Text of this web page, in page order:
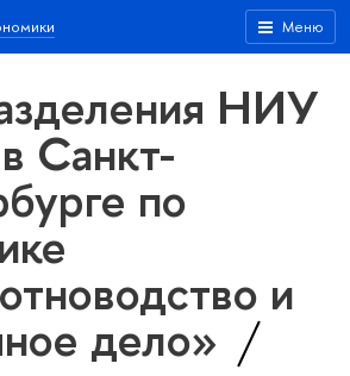
Меню
НИУ
Санкт-
по
и
дело»